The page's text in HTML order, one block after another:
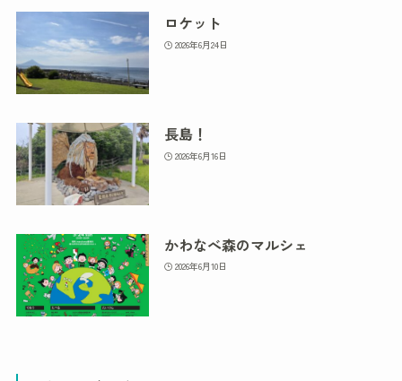
ロケット
2026年6月24日
長島！
2026年6月16日
かわなべ森のマルシェ
2026年6月10日